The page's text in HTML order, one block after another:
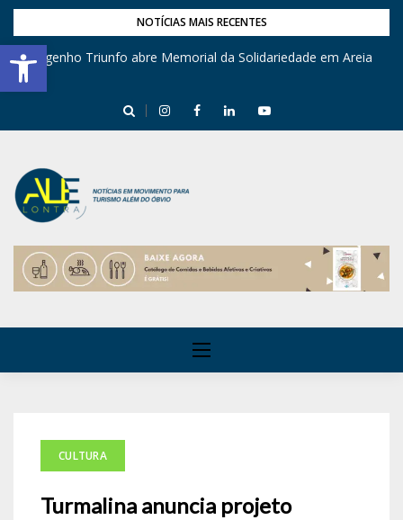
Barra de Ferramentas Aberta
NOTÍCIAS MAIS RECENTES
Engenho Triunfo abre Memorial da Solidariedade em Areia
CULTURA
Turmalina anuncia projeto